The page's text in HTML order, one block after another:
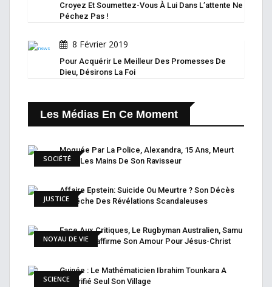
Croyez Et Soumettez-Vous À Lui Dans L’attente Ne
Péchez Pas !
8 Février 2019
Pour Acquérir Le Meilleur Des Promesses De
Dieu, Désirons La Foi
Les Médias En Ce Moment
SOCIÉTÉ
Moquée Par La Police, Alexandra, 15 Ans, Meurt
Entre Les Mains De Son Ravisseur
JUSTICE
Affaire Epstein: Suicide Ou Meurtre ? Son Décès
Empêche Des Révélations Scandaleuses
NOYAU DE VIE
Face Aux Critiques, Le Rugbyman Australien, Samu
Kerevi, Réaffirme Son Amour Pour Jésus-Christ
SCIENCE
Guinée : Le Mathématicien Ibrahim Tounkara A
Électrifié Seul Son Village